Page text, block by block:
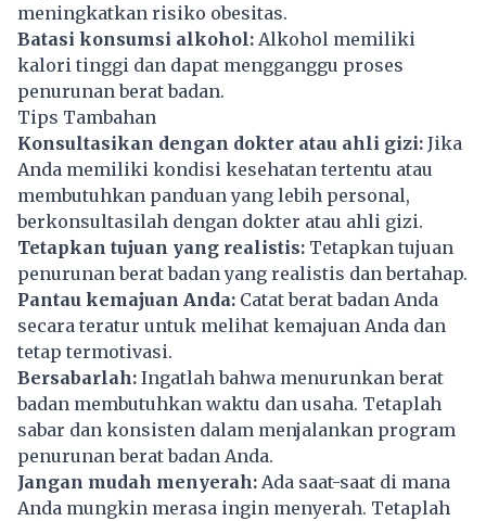
meningkatkan risiko obesitas.
Batasi konsumsi alkohol: Alkohol memiliki
kalori tinggi dan dapat mengganggu proses
penurunan berat badan.
Tips Tambahan
Konsultasikan dengan dokter atau ahli gizi: Jika
Anda memiliki kondisi kesehatan tertentu atau
membutuhkan panduan yang lebih personal,
berkonsultasilah dengan dokter atau ahli gizi.
Tetapkan tujuan yang realistis: Tetapkan tujuan
penurunan berat badan yang realistis dan bertahap.
Pantau kemajuan Anda: Catat berat badan Anda
secara teratur untuk melihat kemajuan Anda dan
tetap termotivasi.
Bersabarlah: Ingatlah bahwa menurunkan berat
badan membutuhkan waktu dan usaha. Tetaplah
sabar dan konsisten dalam menjalankan program
penurunan berat badan Anda.
Jangan mudah menyerah: Ada saat-saat di mana
Anda mungkin merasa ingin menyerah. Tetaplah